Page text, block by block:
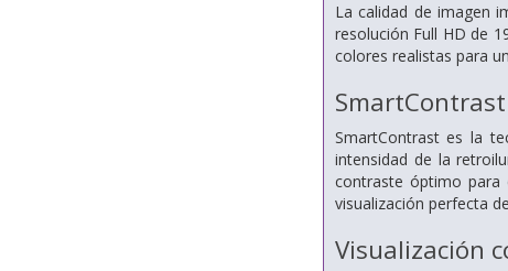
La calidad de imagen
resolución Full HD de
colores realistas para
SmartContrast es la
intensidad de la
contraste óptimo para
visualización perfecta
Visualización